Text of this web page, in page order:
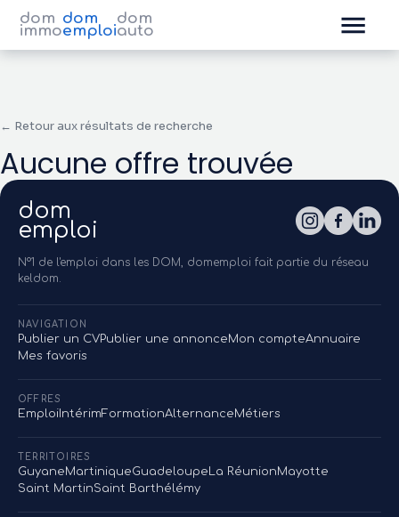
dom
immo
dom
emploi
dom
auto
← Retour aux résultats de recherche
Aucune offre trouvée
dom
emploi
N°1 de l'emploi dans les DOM, domemploi fait partie du réseau
keldom.
NAVIGATION
Publier un CVPublier une annonceMon compteAnnuaire
Mes favoris
OFFRES
EmploiIntérimFormationAlternanceMétiers
TERRITOIRES
GuyaneMartiniqueGuadeloupe La RéunionMayotte
Saint MartinSaint Barthélémy